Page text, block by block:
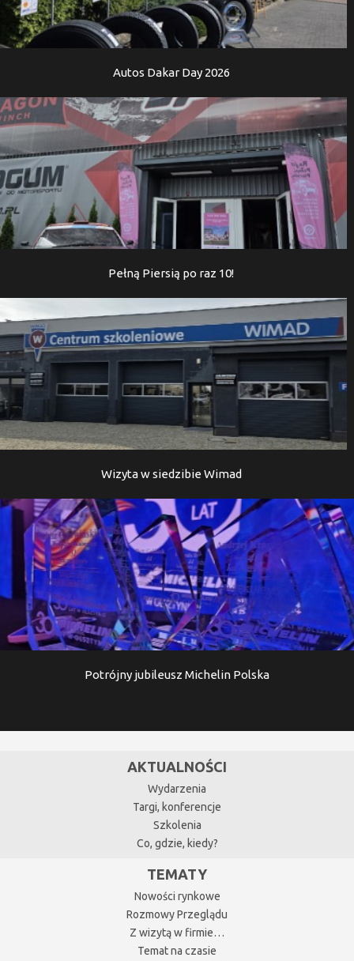
Autos Dakar Day 2026
Pełną Piersią po raz 10!
Wizyta w siedzibie Wimad
Potrójny jubileusz Michelin Polska
AKTUALNOŚCI
Wydarzenia
Targi, konferencje
Szkolenia
Co, gdzie, kiedy?
TEMATY
Nowości rynkowe
Rozmowy Przeglądu
Z wizytą w firmie…
Temat na czasie